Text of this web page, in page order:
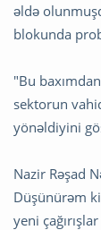
əldə
blokunda
"Bu
sektorun
yönəldiyini
Nazir Rəşad
Düşünürəm
yeni